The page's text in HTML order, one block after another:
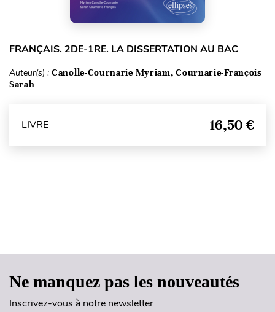
FRANÇAIS. 2DE-1RE. LA DISSERTATION AU BAC
Auteur(s) : Canolle-Cournarie Myriam, Cournarie-François
Sarah
LIVRE 16,50 €
Ne manquez pas les nouveautés
Inscrivez-vous à notre newsletter